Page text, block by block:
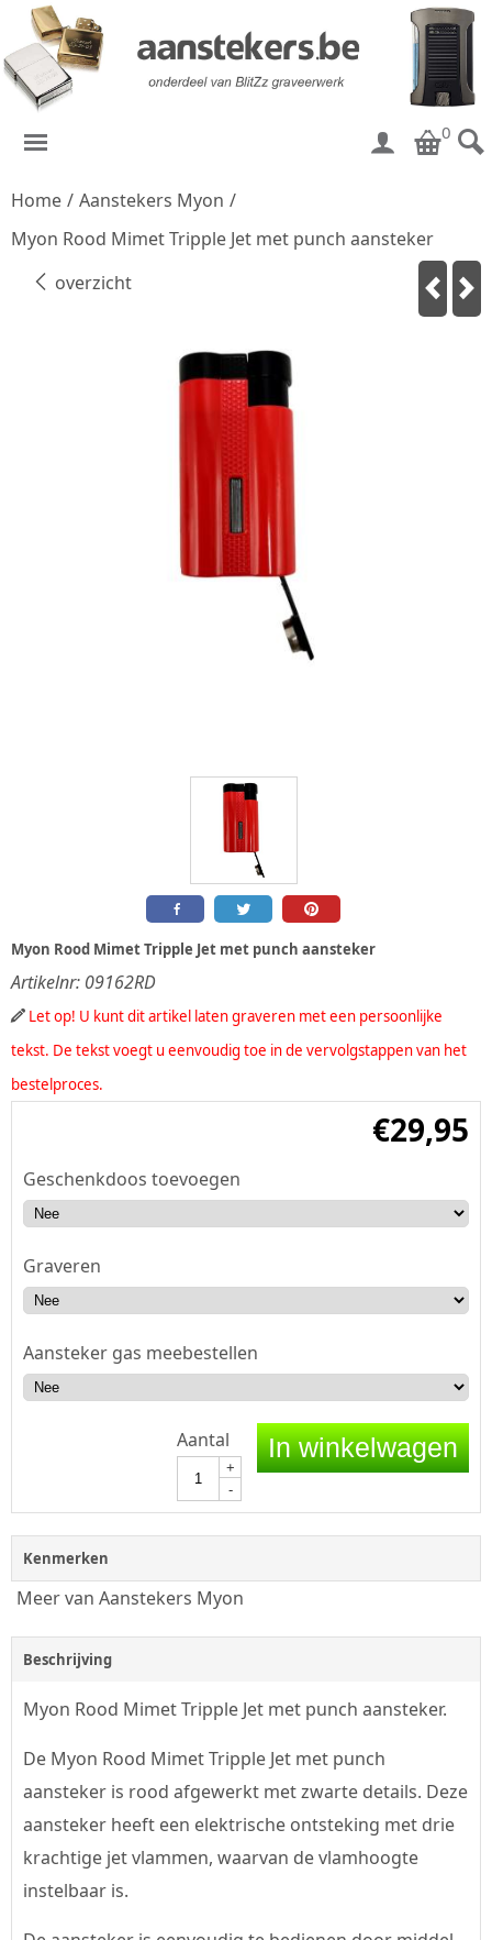
0
Home / Aanstekers Myon /
Myon Rood Mimet Tripple Jet met punch aansteker
overzicht
Myon Rood Mimet Tripple Jet met punch aansteker
Artikelnr: 09162RD
Let op! U kunt dit artikel laten graveren met een persoonlijke
tekst. De tekst voegt u eenvoudig toe in de vervolgstappen van het
bestelproces.
€29,95
Geschenkdoos toevoegen
Graveren
Aansteker gas meebestellen
Aantal
+
-
In winkelwagen
Kenmerken
Meer van Aanstekers Myon
Beschrijving
Myon Rood Mimet Tripple Jet met punch aansteker.
De Myon Rood Mimet Tripple Jet met punch
aansteker is rood afgewerkt met zwarte details. Deze
aansteker heeft een elektrische ontsteking met drie
krachtige jet vlammen, waarvan de vlamhoogte
instelbaar is.